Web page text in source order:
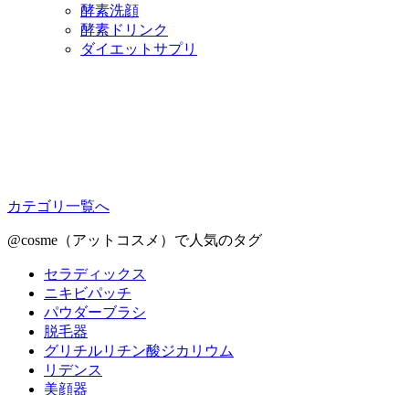
酵素洗顔
酵素ドリンク
ダイエットサプリ
カテゴリ一覧へ
@cosme（アットコスメ）で人気のタグ
セラディックス
ニキビパッチ
パウダーブラシ
脱毛器
グリチルリチン酸ジカリウム
リデンス
美顔器